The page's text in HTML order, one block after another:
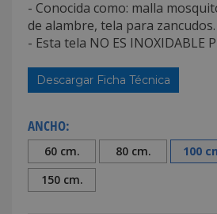
- Conocida como: malla
de alambre, tela para zancudos.
- Esta tela NO ES INOXIDABLE
Descargar Ficha Técnica
ANCHO:
60 cm. 80 cm. 100
150 cm.